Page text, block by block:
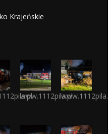
Krajeńskie
www.1112pila.pl